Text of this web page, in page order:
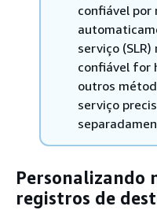
confiável por
serviço
confiável for
outros
serviço
Personalizando
registros de